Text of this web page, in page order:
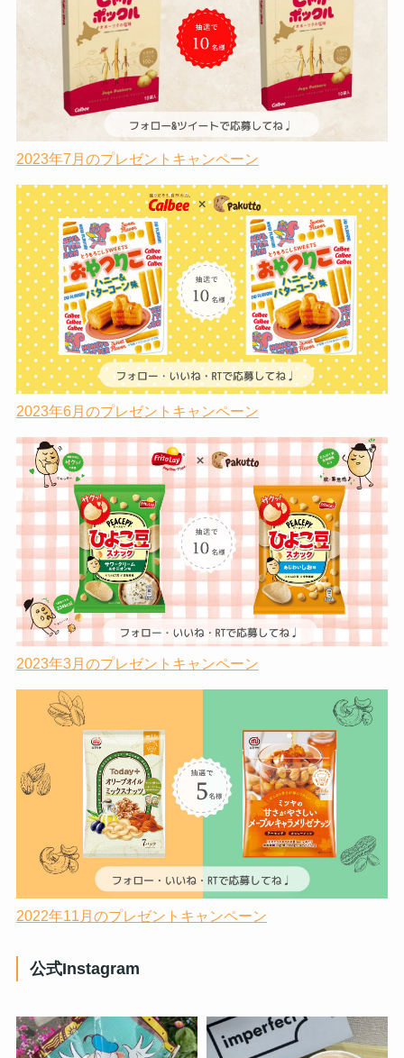
2023年7月のプレゼントキャンペーン
2023年6月のプレゼントキャンペーン
2023年3月のプレゼントキャンペーン
2022年11月のプレゼントキャンペーン
公式Instagram